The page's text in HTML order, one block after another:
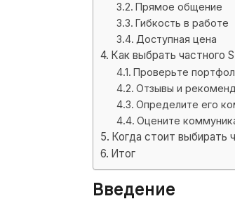
Прямое общение
Гибкость в работе
Доступная цена
Как выбрать частного
Проверьте
Отзывы и
Определите его
Оцените
Когда стоит выбирать
Итог
Введение